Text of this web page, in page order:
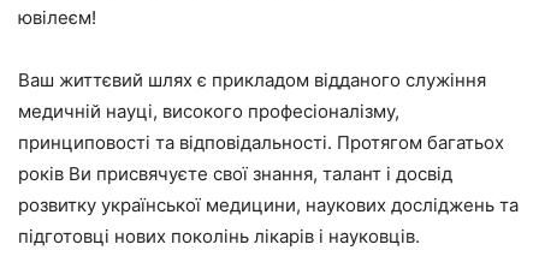
ювілеєм!
Ваш життєвий шлях є прикладом відданого служіння
медичній науці, високого професіоналізму,
принциповості та відповідальності. Протягом багатьох
років Ви присвячуєте свої знання, талант і досвід
розвитку української медицини, наукових досліджень та
підготовці нових поколінь лікарів і науковців.